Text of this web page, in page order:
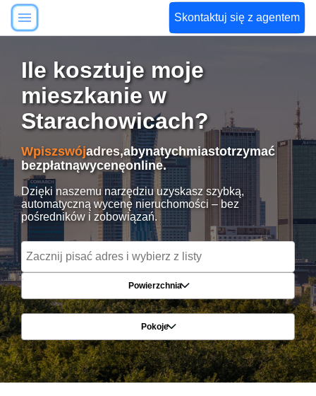
Skontaktuj się z agentem
Ile kosztuje moje
mieszkanie w
Starachowicach?
Wpiszswójadres,abynatychmiastotrzymać
bezpłatnąwycenęonline.
Dzięki naszemu narzędziu uzyskasz szybką,
automatyczną wycenę nieruchomości – bez
pośredników i zobowiązań.
Powierzchnia
Pokoje